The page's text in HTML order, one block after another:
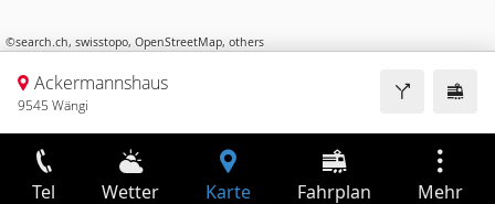
©search.ch, swisstopo, OpenStreetMap, others
Ackermannshaus
9545 Wängi
Tel Wetter Karte Fahrplan Mehr